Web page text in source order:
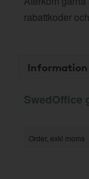
rabattkoder
Information
SwedOffice
Order, exkl moms